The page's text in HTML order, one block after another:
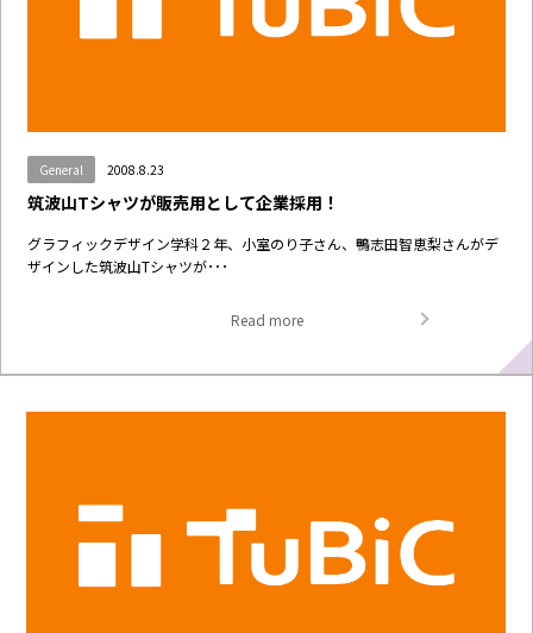
General 2008.8.23
筑波山Tシャツが販売用として企業採用！
グラフィックデザイン学科２年、小室のり子さん、鴨志田智恵梨さんがデ
ザインした筑波山Tシャツが･･･
Read more